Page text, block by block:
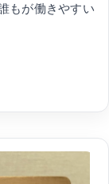
もが働きやすい